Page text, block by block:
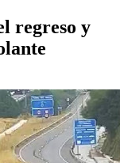
regreso y